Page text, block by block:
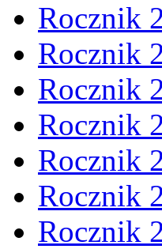
Rocznik
Rocznik
Rocznik
Rocznik
Rocznik
Rocznik
Rocznik